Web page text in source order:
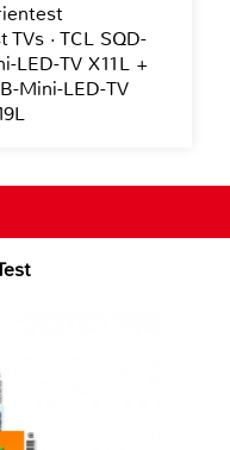
TVs · TCL SQD-
LED-TV X11L +
Mini-LED-TV